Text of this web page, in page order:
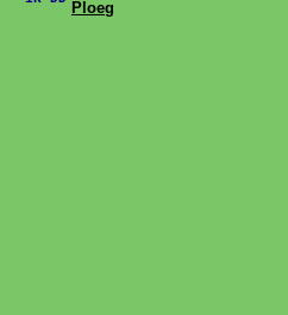
Ploeg